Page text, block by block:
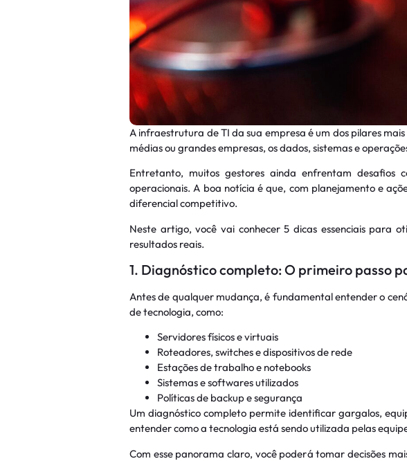
A infraestrutura de TI da sua empresa é um dos pilares
médias ou grandes empresas, os dados, sistemas e
Entretanto, muitos gestores ainda enfrentam desafios
operacionais. A boa notícia é que, com planejamento e
diferencial competitivo.
Neste artigo, você vai conhecer 5 dicas essenciais para
resultados reais.
1. Diagnóstico completo: O primeiro passo
Antes de qualquer mudança, é fundamental entender o
de tecnologia, como:
Servidores físicos e virtuais
Roteadores, switches e dispositivos de rede
Estações de trabalho e notebooks
Sistemas e softwares utilizados
Políticas de backup e segurança
Um diagnóstico completo permite identificar gargalos,
entender como a tecnologia está sendo utilizada pelas
Com esse panorama claro, você poderá tomar decisões